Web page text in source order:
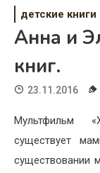
Свадьба
Дом
Хобби
Красота
детские книги
Анна и
книг.
23.11.2016
Мультфильм
существует
существовании